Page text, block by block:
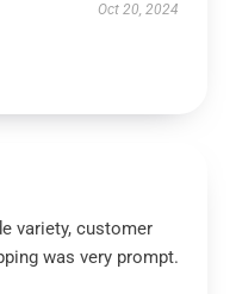
Oct 20, 2024
variety, customer
was very prompt.